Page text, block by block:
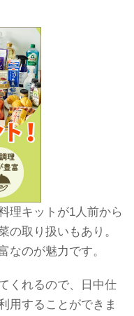
理キットが1人前から
の取り扱いもあり。
なのが魅力です。
くれるので、日中仕
用することができま